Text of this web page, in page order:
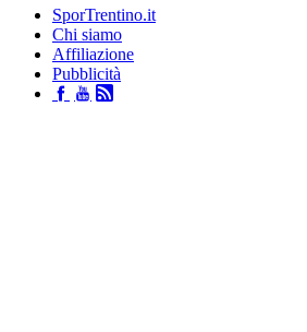
SporTrentino.it
Chi siamo
Affiliazione
Pubblicità